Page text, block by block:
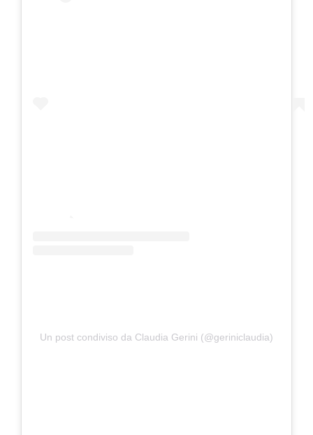
Un post condiviso da Claudia Gerini (@geriniclaudia)